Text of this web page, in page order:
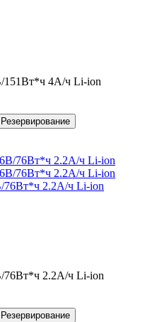
151Вт*ч 4А/ч Li-ion
Резервирование
76Вт*ч 2.2А/ч Li-ion
76Вт*ч 2.2А/ч Li-ion
Резервирование